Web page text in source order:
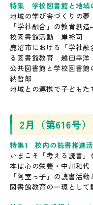
特集 学校図書館と地域
地域の学び舎づくりの
「学社融合」の教育創
校図書館活動 岸裕司
鹿沼市における「学社
る図書館教育 越田幸洋
公共図書館と学校図書
納哲郎
地域との連携で子ども
2月（第616号）
特集1 校内の読書推進
いまこそ「考える読書
本は心の栄養・中川和代
「阿室っ子」の読書活
図書館教育の一環とし